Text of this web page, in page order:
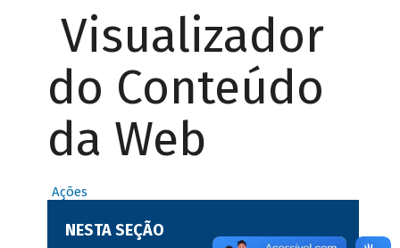
Visualizador
do Conteúdo
da Web
Ações
NESTA SEÇÃO